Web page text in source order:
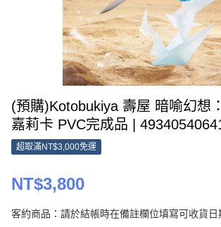
(預購)Kotobukiya 壽屋 暗喻幻想
嘉莉卡 PVC完成品 |
超取滿NT$3,000免運
NT$3,800
客約商品：請於結帳時在備註欄位填寫可收貨日